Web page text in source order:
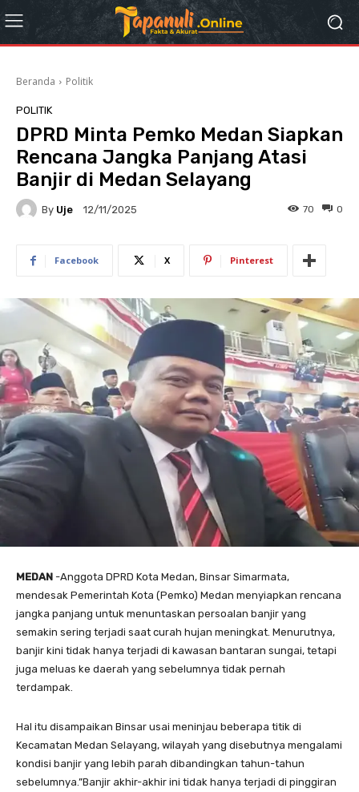
Beranda Politik
POLITIK
DPRD Minta Pemko Medan Siapkan
Rencana Jangka Panjang Atasi
Banjir di Medan Selayang
By Uje 12/11/2025 0
70
Facebook X Pinterest
MEDAN -Anggota DPRD Kota Medan, Binsar Simarmata,
mendesak Pemerintah Kota (Pemko) Medan menyiapkan rencana
jangka panjang untuk menuntaskan persoalan banjir yang
semakin sering terjadi saat curah hujan meningkat. Menurutnya,
banjir kini tidak hanya terjadi di kawasan bantaran sungai, tetapi
juga meluas ke daerah yang sebelumnya tidak pernah
terdampak.
Hal itu disampaikan Binsar usai meninjau beberapa titik di
Kecamatan Medan Selayang, wilayah yang disebutnya mengalami
kondisi banjir yang lebih parah dibandingkan tahun-tahun
sebelumnya.”Banjir akhir-akhir ini tidak hanya terjadi di pinggiran